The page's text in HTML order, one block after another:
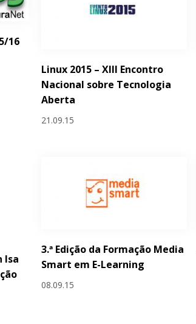
16
Linux 2015 – XIII Encontro
Nacional sobre Tecnologia
Aberta
21.09.15
Isa
3.ª Edição da Formação Media
Smart em E-Learning
08.09.15